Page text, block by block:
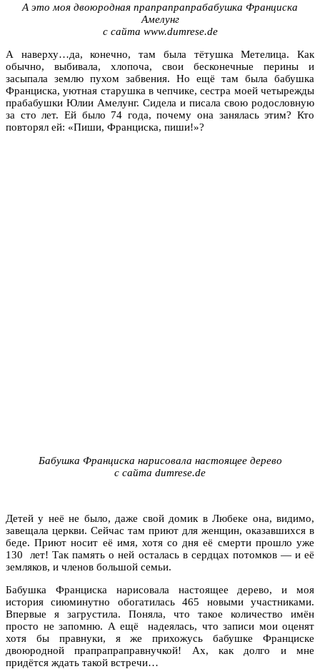
А это моя двоюродная прапрапрапрабабушка Франциска
Амелунг
с сайта www.dumrese.de
А наверху…да, конечно, там была тётушка Метелица. Как
обычно, выбивала, хлопоча, свои бесконечные перины и
засыпала землю пухом забвения. Но ещё там была бабушка
Франциска, уютная старушка в чепчике, сестра моей четырежды
прабабушки Юлии Амелунг. Сидела и писала свою родословную
за сто лет. Ей было 74 года, почему она занялась этим? Кто
повторял ей: «Пиши, Франциска, пиши!»?
Бабушка Франциска нарисовала настоящее дерево
с сайта dumrese.de
Детей у неё не было, даже свой домик в Любеке она, видимо,
завещала церкви. Сейчас там приют для женщин, оказавшихся в
беде. Приют носит её имя, хотя со дня её смерти прошло уже
130 лет! Так память о ней осталась в сердцах потомков — и её
земляков, и членов большой семьи.
Бабушка Франциска нарисовала настоящее дерево, и моя
история сиюминутно обогатилась 465 новыми участниками.
Впервые я загрустила. Поняла, что такое количество имён
просто не запомню. А ещё надеялась, что записи мои оценят
хотя бы правнуки, я же прихожусь бабушке Франциске
двоюродной прапрапраправнучкой! Ах, как долго и мне
придётся ждать такой встречи…